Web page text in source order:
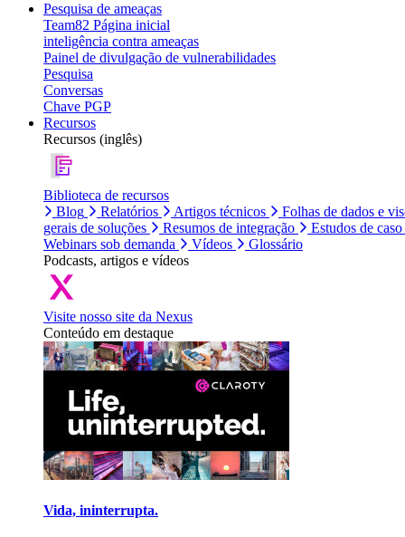
Pesquisa de ameaças
Team82 Página inicial
inteligência contra ameaças
Painel de divulgação de vulnerabilidades
Pesquisa
Conversas
Chave PGP
Recursos
Recursos (inglês)
Biblioteca de recursos
Blog
Relatórios Artigos técnicos
Folhas de dados e
gerais de soluções
Resumos de integração
Estudos de caso
Webinars sob demanda
Vídeos
Glossário
Podcasts, artigos e vídeos
Visite nosso site da Nexus
Conteúdo em destaque
Vida, ininterrupta.